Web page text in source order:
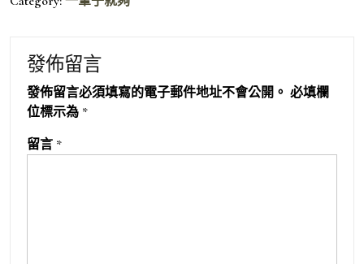
發佈留言
發佈留言必須填寫的電子郵件地址不會公開。 必填欄
位標示為 *
留言 *